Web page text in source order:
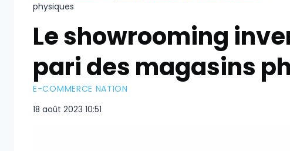
physiques
Le showrooming
pari des magasins
E-COMMERCE NATION
18 août 2023 10:51